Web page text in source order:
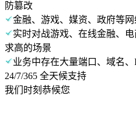
防篡改
金融、游戏、媒资、政府等
实时对战游戏、在线金融、
求高的场景
业务中存在大量端口、域名
24/7/365 全天候支持
我们时刻恭候您